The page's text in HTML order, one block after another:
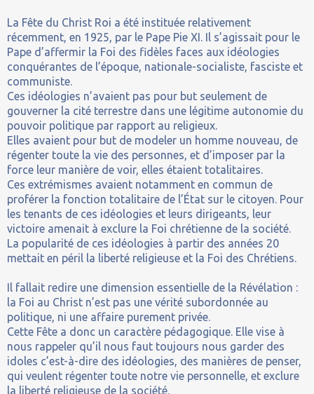
La Fête du Christ Roi a été instituée relativement
récemment, en 1925, par le Pape Pie XI. Il s’agissait pour le
Pape d’affermir la Foi des fidèles faces aux idéologies
conquérantes de l’époque, nationale-socialiste, fasciste et
communiste.
Ces idéologies n’avaient pas pour but seulement de
gouverner la cité terrestre dans une légitime autonomie du
pouvoir politique par rapport au religieux.
Elles avaient pour but de modeler un homme nouveau, de
régenter toute la vie des personnes, et d’imposer par la
force leur manière de voir, elles étaient totalitaires.
Ces extrémismes avaient notamment en commun de
proférer la fonction totalitaire de l’État sur le citoyen. Pour
les tenants de ces idéologies et leurs dirigeants, leur
victoire amenait à exclure la Foi chrétienne de la société.
La popularité de ces idéologies à partir des années 20
mettait en péril la liberté religieuse et la Foi des Chrétiens.
Il fallait redire une dimension essentielle de la Révélation :
la Foi au Christ n’est pas une vérité subordonnée au
politique, ni une affaire purement privée.
Cette Fête a donc un caractère pédagogique. Elle vise à
nous rappeler qu’il nous faut toujours nous garder des
idoles c’est-à-dire des idéologies, des manières de penser,
qui veulent régenter toute notre vie personnelle, et exclure
la liberté religieuse de la société.